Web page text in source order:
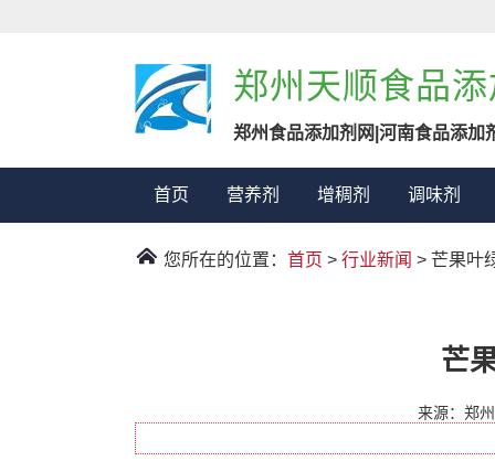
郑州天顺食品
郑州食品添加剂网|河南食品添加
首页 营养剂 增稠剂 调味剂
您所在的位置： 首页 > 行业新闻 > 芒果叶
芒
来源：郑